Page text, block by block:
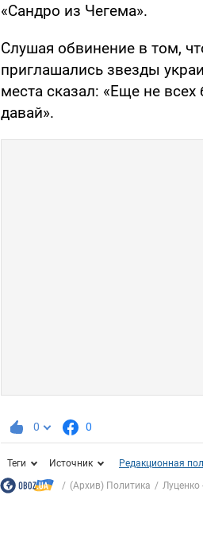
«Сандро из Чегема».
Слушая обвинение в том,
приглашались звезды
места сказал: «Еще не всех
давай».
0 0
Теги Источник
Редакционная
(Архив) Политика
Луценко